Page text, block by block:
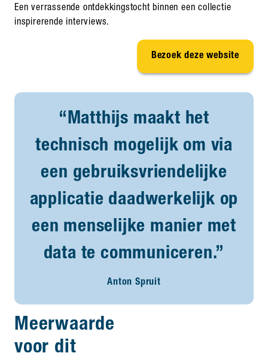
Een verrassende ontdekkingstocht binnen een collectie
inspirerende interviews.
Bezoek deze website
“Matthijs maakt het
technisch mogelijk om via
een gebruiksvriendelijke
applicatie daadwerkelijk op
een menselijke manier met
data te communiceren.”
Anton Spruit
Meerwaarde
voor dit